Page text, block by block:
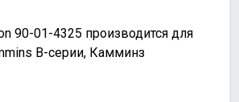
90-01-4325 производится для
B-серии, Камминз